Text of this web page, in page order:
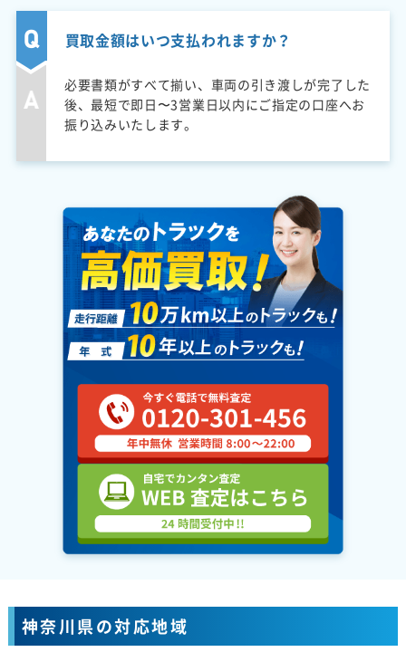
買取金額はいつ支払われますか？
必要書類がすべて揃い、車両の引き渡しが完了した
後、最短で即日〜3営業日以内にご指定の口座へお
振り込みいたします。
神奈川県の対応地域